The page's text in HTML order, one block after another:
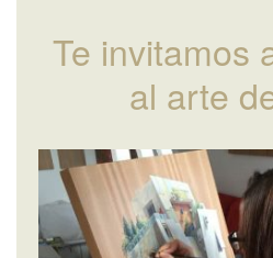
Te invitamos
al arte